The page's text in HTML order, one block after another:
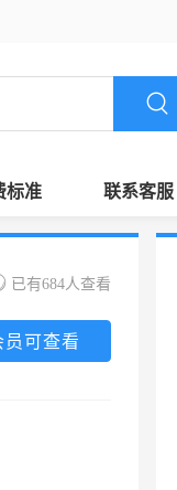
标准 联系客服
已有684人查看
可查看